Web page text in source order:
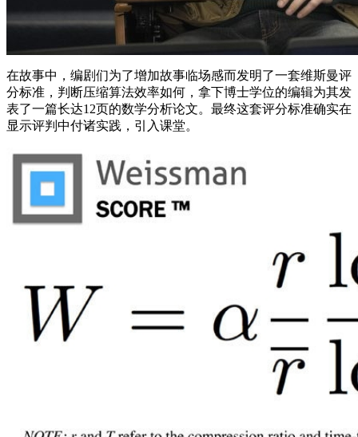
在故事中，编剧们为了增加故事临场感而发明了一套维斯曼评
分标准，判断压缩算法效率如何，拿下博士学位的编辑为其发
表了一篇长达12页的数学分析论文。最终这套评分标准确实在
显示评判中付诸实践，引入课堂。